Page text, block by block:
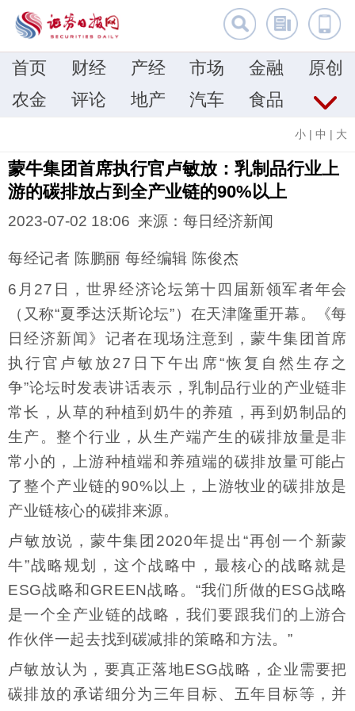
首页 财经 产经 市场 金融
原创
农金
评论 地产 汽车 食品
小 | 中 | 大
蒙牛集团首席执行官卢敏放：乳制品行业上
游的碳排放占到全产业链的90%以上
2023-07-02 18:06 来源：每日经济新闻
每经记者 陈鹏丽 每经编辑 陈俊杰
6月27日，世界经济论坛第十四届新领军者年会
（又称“夏季达沃斯论坛”）在天津隆重开幕。《每
日经济新闻》记者在现场注意到，蒙牛集团首席
执行官卢敏放27日下午出席“恢复自然生存之
争”论坛时发表讲话表示，乳制品行业的产业链非
常长，从草的种植到奶牛的养殖，再到奶制品的
生产。整个行业，从生产端产生的碳排放量是非
常小的，上游种植端和养殖端的碳排放量可能占
了整个产业链的90%以上，上游牧业的碳排放是
产业链核心的碳排来源。
卢敏放说，蒙牛集团2020年提出“再创一个新蒙
牛”战略规划，这个战略中，最核心的战略就是
ESG战略和GREEN战略。“我们所做的ESG战略
是一个全产业链的战略，我们要跟我们的上游合
作伙伴一起去找到碳减排的策略和方法。”
卢敏放认为，要真正落地ESG战略，企业需要把
碳排放的承诺细分为三年目标、五年目标等，并